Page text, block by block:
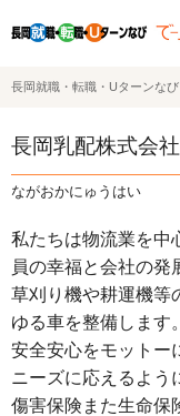
ホーム
イベント情報
サポートデスク
お問い合わせ
関連機関リンク
長岡就職・転職・Uターンな
長岡乳配株式会社
ながおかにゅうはい
私たちは物流業を中
員の幸福と会社の発
草刈り機や耕運機等
ゆる車を整備します。
安全安心をモットー
ニーズに応えるよう
傷害保険また生命保